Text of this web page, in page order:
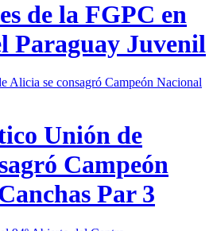
de la FGPC en
Paraguay Juvenil
Unión de
Campeón
Par 3